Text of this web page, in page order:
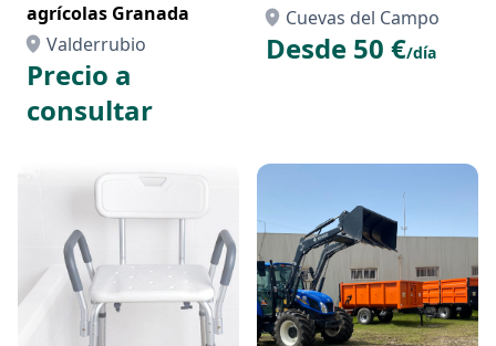
agrícolas Granada
Valderrubio
Precio a
consultar
Cuevas del Campo
Desde 50 €/día